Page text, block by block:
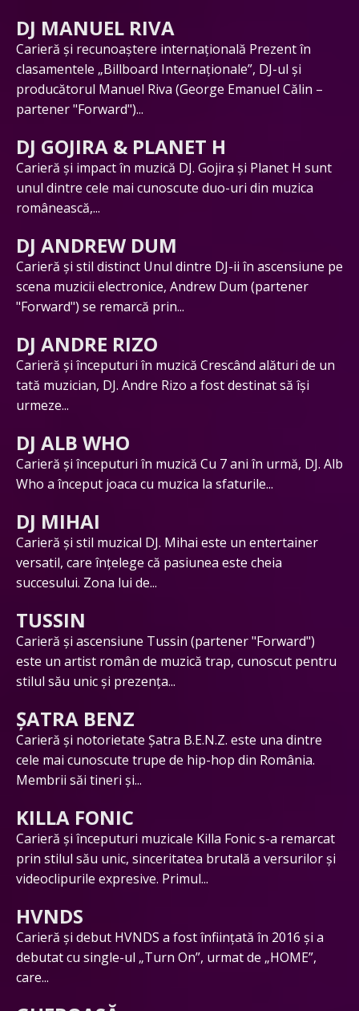
DJ MANUEL RIVA
Carieră și recunoaștere internațională Prezent în
clasamentele „Billboard Internaționale”, DJ-ul și
producătorul Manuel Riva (George Emanuel Călin –
partener "Forward")...
DJ GOJIRA & PLANET H
Carieră și impact în muzică DJ. Gojira și Planet H sunt
unul dintre cele mai cunoscute duo-uri din muzica
românească,...
DJ ANDREW DUM
Carieră și stil distinct Unul dintre DJ-ii în ascensiune pe
scena muzicii electronice, Andrew Dum (partener
"Forward") se remarcă prin...
DJ ANDRE RIZO
Carieră și începuturi în muzică Crescând alături de un
tată muzician, DJ. Andre Rizo a fost destinat să își
urmeze...
DJ ALB WHO
Carieră și începuturi în muzică Cu 7 ani în urmă, DJ. Alb
Who a început joaca cu muzica la sfaturile...
DJ MIHAI
Carieră și stil muzical DJ. Mihai este un entertainer
versatil, care înțelege că pasiunea este cheia
succesului. Zona lui de...
TUSSIN
Carieră și ascensiune Tussin (partener "Forward")
este un artist român de muzică trap, cunoscut pentru
stilul său unic și prezența...
ȘATRA BENZ
Carieră și notorietate Șatra B.E.N.Z. este una dintre
cele mai cunoscute trupe de hip-hop din România.
Membrii săi tineri și...
KILLA FONIC
Carieră și începuturi muzicale Killa Fonic s-a remarcat
prin stilul său unic, sinceritatea brutală a versurilor și
videoclipurile expresive. Primul...
HVNDS
Carieră și debut HVNDS a fost înființată în 2016 și a
debutat cu single-ul „Turn On”, urmat de „HOME”,
care...